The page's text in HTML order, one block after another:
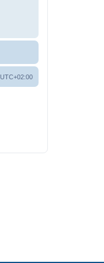
UTC+02:00